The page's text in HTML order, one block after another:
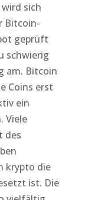
sich
Bitcoin-
geprüft
schwierig
am. Bitcoin
Coins erst
ein
Viele
des
krypto die
ist. Die